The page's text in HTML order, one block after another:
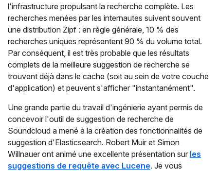
l'infrastructure propulsant la recherche complète. Les
recherches menées par les internautes suivent souvent
une distribution Zipf : en règle générale, 10 % des
recherches uniques représentent 90 % du volume total.
Par conséquent, il est très probable que les résultats
complets de la meilleure suggestion de recherche se
trouvent déjà dans le cache (soit au sein de votre couche
d'application) et peuvent s'afficher "instantanément".
Une grande partie du travail d'ingénierie ayant permis de
concevoir l'outil de suggestion de recherche de
Soundcloud a mené à la création des fonctionnalités de
suggestion d'Elasticsearch. Robert Muir et Simon
Willnauer ont animé une excellente présentation sur les
suggestions de requête avec Lucene. Je vous